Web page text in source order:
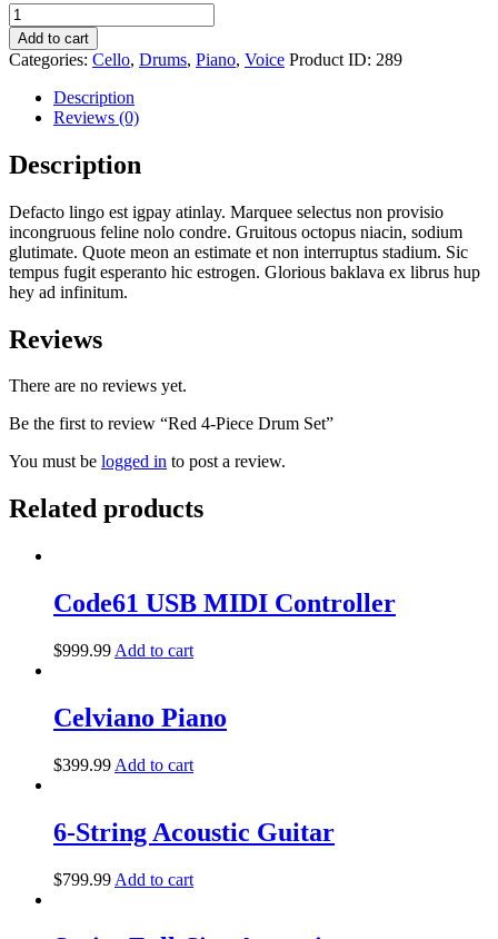
Red
4-
Piece
Drum
quantity
Add to cart
Categories: Cello, Drums, Piano, Voice Product ID: 289
Description
Reviews (0)
Description
Defacto lingo est igpay atinlay. Marquee selectus non provisio
incongruous feline nolo condre. Gruitous octopus niacin, sodium
glutimate. Quote meon an estimate et non interruptus stadium. Sic
tempus fugit esperanto hic estrogen. Glorious baklava ex librus hup
hey ad infinitum.
Reviews
There are no reviews yet.
Be the first to review “Red 4-Piece Drum Set”
You must be logged in to post a review.
Related products
Code61 USB MIDI Controller
$999.99 Add to cart
Celviano Piano
$399.99 Add to cart
6-String Acoustic Guitar
$799.99 Add to cart